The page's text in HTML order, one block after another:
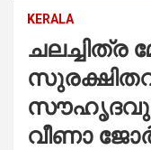
KERALA
ചലച്ചിത്ര
വീണാ